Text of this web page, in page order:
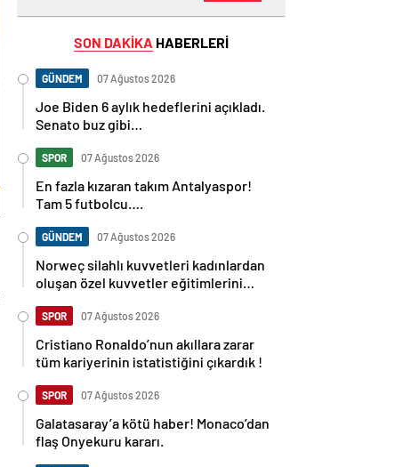
SON DAKİKA HABERLERİ
GÜNDEM 07 Ağustos 2026
Joe Biden 6 aylık hedeflerini açıkladı.
Senato buz gibi…
SPOR 07 Ağustos 2026
En fazla kızaran takım Antalyaspor!
Tam 5 futbolcu….
GÜNDEM 07 Ağustos 2026
Norweç silahlı kuvvetleri kadınlardan
oluşan özel kuvvetler eğitimlerini
SPOR 07 Ağustos 2026
Cristiano Ronaldo’nun akıllara zarar
tüm kariyerinin istatistiğini çıkardık !
SPOR 07 Ağustos 2026
Galatasaray’a kötü haber! Monaco’dan
flaş Onyekuru kararı.